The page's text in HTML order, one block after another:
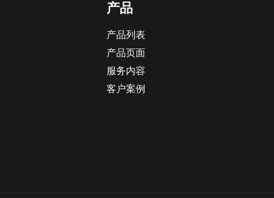
产品
产品列表
产品页面
服务内容
客户案例